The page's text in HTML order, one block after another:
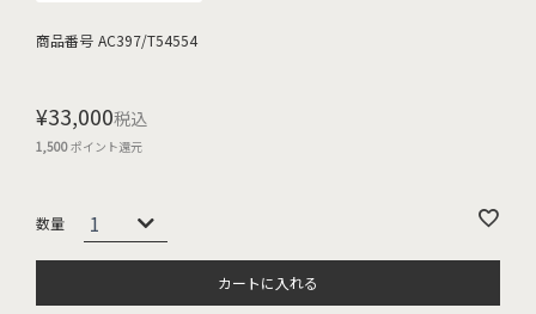
商品番号 AC397/T54554
¥33,000税込
1,500ポイント還元
カートに入れる